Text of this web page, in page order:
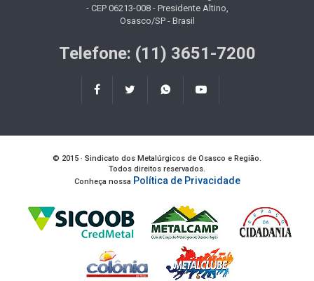
- CEP 06213-008 - Presidente Altino,
Osasco/SP - Brasil
Telefone: (11) 3651-7200
© 2015 · Sindicato dos Metalúrgicos de Osasco e Região.
Todos direitos reservados.
Conheça nossa Política de Privacidade